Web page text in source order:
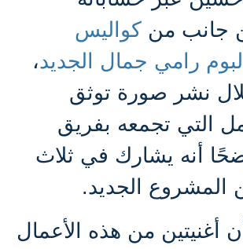
جانب من كواليس
رامي جمال الجديد،
نشر صورة توثق
التي تجمعه بفريق
أنه يشارك في ثلاث
المشروع الجديد.
أغنيتين من هذه الأعمال